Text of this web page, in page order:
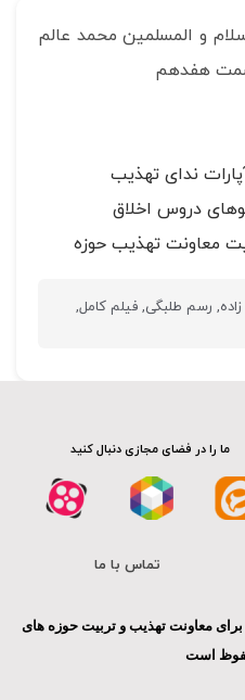
و المسلمین محمد عالم
هفدهم
ندای تهذیب
دروس اخلاق
معاونت تهذیب حوزه
, رسم طلبگی,فیلم کامل,
ما را در فضای مجازی دنبال کنید
تماس با ما
معاونت تهذیب و تربیت حوزه های
است